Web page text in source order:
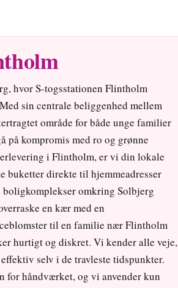
hvor S-togsstationen Flintholm
sin centrale beliggenhed mellem
område for både unge familier
på kompromis med ro og grønne
i Flintholm, er vi din lokale
buketter direkte til hjemmeadresser
omkring Solbjerg
en kær med en
til en familie nær Flintholm
hurtigt og diskret. Vi kender alle veje,
selv i de travleste tidspunkter.
for håndværket, og vi anvender kun